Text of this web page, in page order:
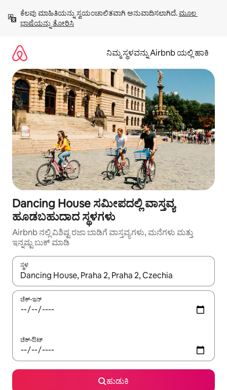
ಹೋಗಿ
ಕೆಲವು ಮಾಹಿತಿಯನ್ನು ಸ್ವಯಂಚಾಲಿತವಾಗಿ ಅನುವಾದಿಸಲಾಗಿದೆ. ಮೂಲ
ಭಾಷೆಯನ್ನು ತೋರಿಸಿ
ನಿಮ್ಮ ಸ್ಥಳವನ್ನು Airbnb ಯಲ್ಲಿ ಹಾಕಿ
Dancing House ಸಮೀಪದಲ್ಲಿ ವಾಸ್ತವ್ಯ
ಹೂಡಬಹುದಾದ ಸ್ಥಳಗಳು
Airbnb ನಲ್ಲಿ ವಿಶಿಷ್ಟ ರಜಾ ಬಾಡಿಗೆ ವಾಸ್ತವ್ಯಗಳು, ಮನೆಗಳು ಮತ್ತು
ಇನ್ನಷ್ಟು ಬುಕ್ ಮಾಡಿ
ಸ್ಥಳ
ಫಲಿತಾಂಶಗಳು ಲಭ್ಯವಿರುವಾಗ, ಅಪ್ ಮತ್ತು ಡೌನ್ ಬಾಣದ ಕೀಲಿಗಳೊಂದಿಗೆ
ಚೆಕ್-ಇನ್
ಚೆಕ್-ಔಟ್
ಹುಡುಕಿ